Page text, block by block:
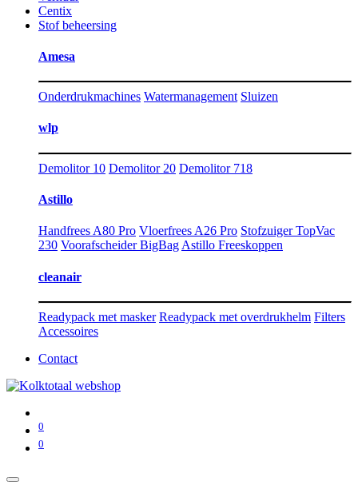
Centix
Stof beheersing
Amesa
Onderdrukmachines Watermanagement Sluizen
wlp
Demolitor 10 Demolitor 20 Demolitor 718
Astillo
Handfrees A80 Pro Vloerfrees A26 Pro Stofzuiger TopVac
230 Voorafscheider BigBag Astillo Freeskoppen
cleanair
Readypack met masker Readypack met overdrukhelm Filters
Accessoires
Contact
0
0